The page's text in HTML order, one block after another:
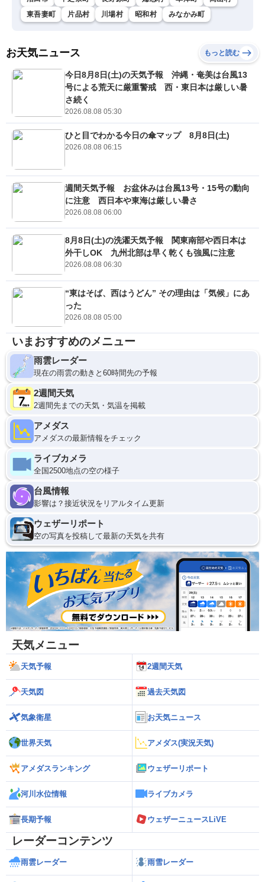
東吾妻町
片品村 川場村 昭和村 みなかみ町
お天気ニュース もっと読む
今日8月8日(土)の天気予報 沖縄・奄美は台風13
号による荒天に厳重警戒 西・東日本は厳しい暑
さ続く
2026.08.08 05:30
ひと目でわかる今日の傘マップ 8月8日(土)
2026.08.08 06:15
週間天気予報 お盆休みは台風13号・15号の動向
に注意 西日本や東海は厳しい暑さ
2026.08.08 06:00
8月8日(土)の洗濯天気予報 関東南部や西日本は
外干しOK 九州北部は早く乾くも強風に注意
2026.08.08 06:30
“東はそば、西はうどん” その理由は「気候」にあ
った
2026.08.08 05:00
いまおすすめのメニュー
雨雲レーダー
現在の雨雲の動きと60時間先の予報
2週間天気
2週間先までの天気・気温を掲載
アメダス
アメダスの最新情報をチェック
ライブカメラ
全国2500地点の空の様子
台風情報
影響は？接近状況をリアルタイム更新
ウェザーリポート
空の写真を投稿して最新の天気を共有
天気メニュー
天気予報 2週間天気
天気図 過去天気図
気象衛星 お天気ニュース
世界天気 アメダス(実況天気)
アメダスランキング ウェザーリポート
河川水位情報 ライブカメラ
長期予報 ウェザーニュースLiVE
レーダーコンテンツ
雨雲レーダー 雨雪レーダー